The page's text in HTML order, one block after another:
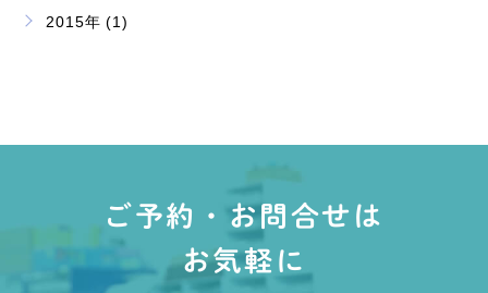
2015年 (1)
ご予約・お問合せは
お気軽に